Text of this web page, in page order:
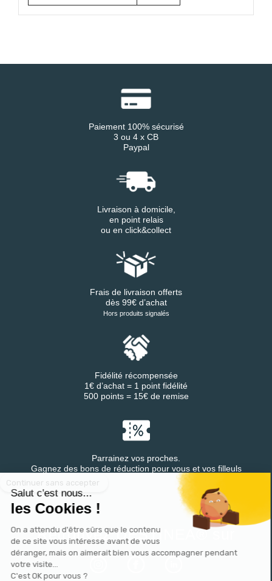
Continuer sans accepter
Salut c'est nous...
les Cookies !
On a attendu d'être sûrs que le contenu
de ce site vous intéresse avant de vous
déranger, mais on aimerait bien vous accompagner pendant
votre visite...
C'est OK pour vous ?
Paiement 100% sécurisé
3 ou 4 x CB
Paypal
Livraison à domicile,
en point relais
ou en click&collect
Frais de livraison offerts
dès 99€ d’achat
Hors produits signalés
Fidélité récompensée
1€ d’achat = 1 point fidélité
500 points = 15€ de remise
Parrainez vos proches.
Gagnez des bons de réduction pour vous et vos filleuls
Retrouvez DESTINEA® sur